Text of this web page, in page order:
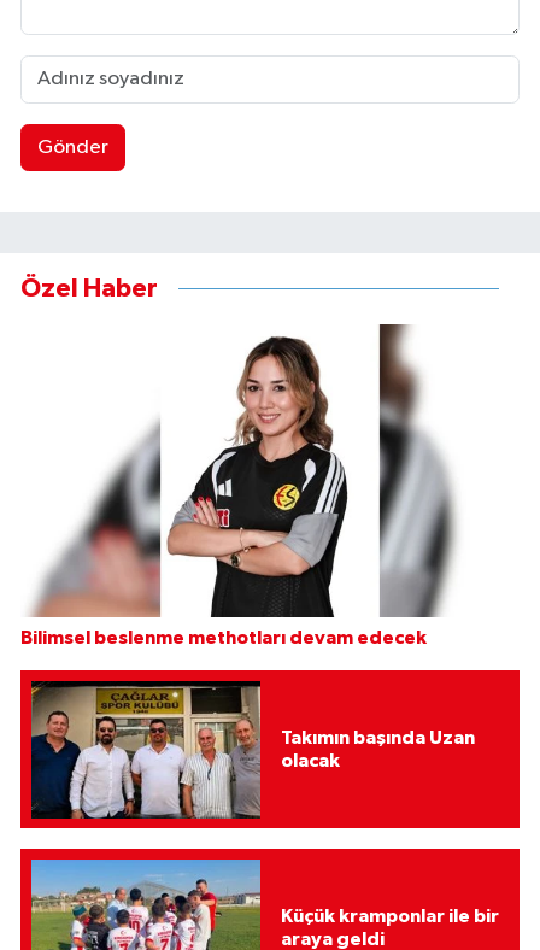
Gönder
Özel Haber
Bilimsel beslenme methotları devam edecek
Takımın başında Uzan
olacak
Küçük kramponlar ile bir
araya geldi